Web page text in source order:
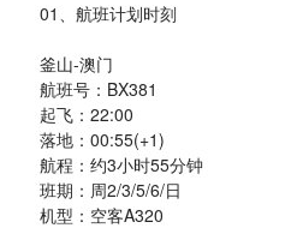
01、航班计划时刻
釜山-澳门
航班号：BX381
起飞：22:00
落地：00:55(+1)
航程：约3小时55分钟
班期：周2/3/5/6/日
机型：空客A320